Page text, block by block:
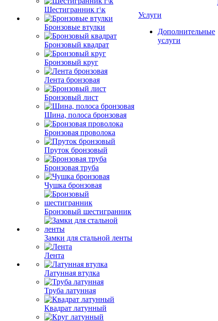
Шестигранник г\к
Бронзовые втулки
Бронзовый квадрат
Бронзовый круг
Лента бронзовая
Бронзовый лист
Шина, полоса бронзовая
Бронзовая проволока
Пруток бронзовый
Бронзовая труба
Чушка бронзовая
Бронзовый шестигранник
Замки для стальной ленты
Лента
Латунная втулка
Труба латунная
Квадрат латунный
Услуги
Дополнительные
услуги